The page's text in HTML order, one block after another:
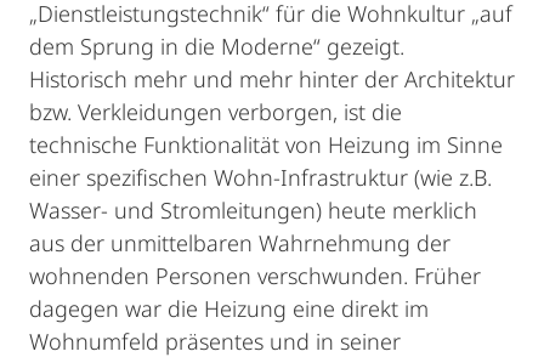
„Dienstleistungstechnik“ für die Wohnkultur „auf
dem Sprung in die Moderne“ gezeigt.
Historisch mehr und mehr hinter der Architektur
bzw. Verkleidungen verborgen, ist die
technische Funktionalität von Heizung im Sinne
einer spezifischen Wohn-Infrastruktur (wie z.B.
Wasser- und Stromleitungen) heute merklich
aus der unmittelbaren Wahrnehmung der
wohnenden Personen verschwunden. Früher
dagegen war die Heizung eine direkt im
Wohnumfeld präsentes und in seiner